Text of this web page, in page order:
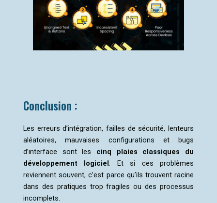
Conclusion :
Les erreurs d’intégration, failles de sécurité, lenteurs
aléatoires, mauvaises configurations et bugs
d’interface sont les cinq plaies classiques du
développement logiciel. Et si ces problèmes
reviennent souvent, c’est parce qu’ils trouvent racine
dans des pratiques trop fragiles ou des processus
incomplets.